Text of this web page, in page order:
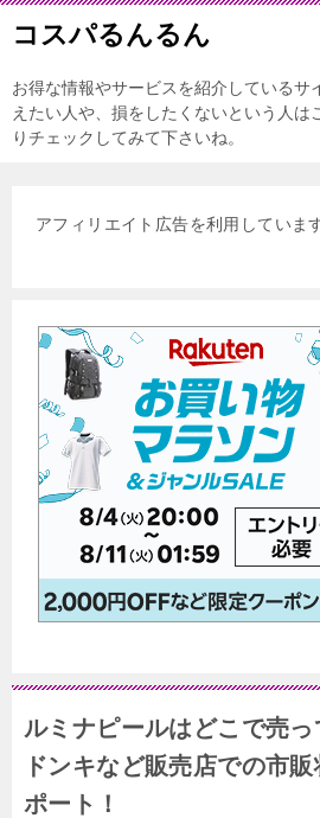
コスパるんるん
お得な情報やサービスを紹介しているサ
えたい人や、損をしたくないという人は
りチェックしてみて下さいね。
アフィリエイト広告を利用していま
ルミナピールはどこで売
ドンキなど販売店での市
ポート！